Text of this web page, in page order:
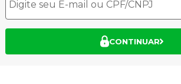
CONTINUAR